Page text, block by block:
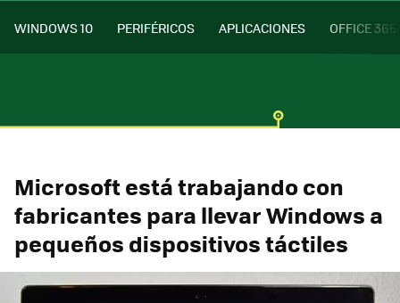
WINDOWS 10 PERIFÉRICOS APLICACIONES OFFICE 365
Microsoft está trabajando con
fabricantes para llevar Windows a
pequeños dispositivos táctiles